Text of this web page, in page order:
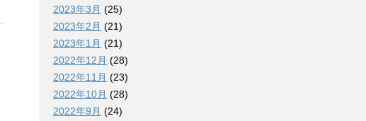
2023年3月 (25)
2023年2月 (21)
2023年1月 (21)
2022年12月 (28)
2022年11月 (23)
2022年10月 (28)
2022年9月 (24)